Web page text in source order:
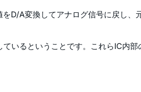
D/A変換してアナログ信号に戻し、
いるということです。これらIC内